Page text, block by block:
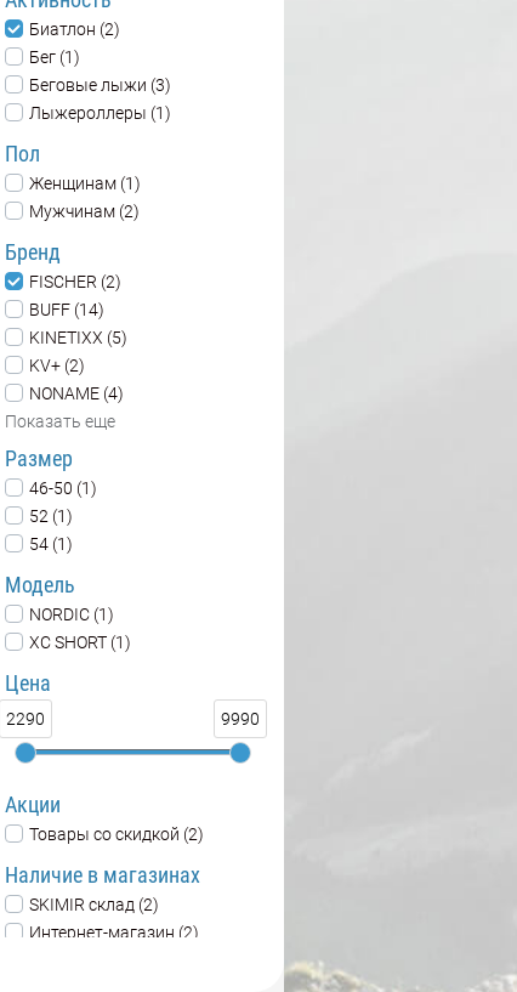
Биатлон (2)
Бег (1)
Беговые лыжи (3)
Лыжероллеры (1)
Пол
Женщинам (1)
Мужчинам (2)
Бренд
FISCHER (2)
BUFF (14)
KINETIXX (5)
KV+ (2)
NONAME (4)
Показать еще
Размер
46-50 (1)
52 (1)
54 (1)
Модель
NORDIC (1)
XC SHORT (1)
Цена
2290 9990
Акции
Товары со скидкой (2)
Наличие в магазинах
SKIMIR склад (2)
Интернет-магазин (2)